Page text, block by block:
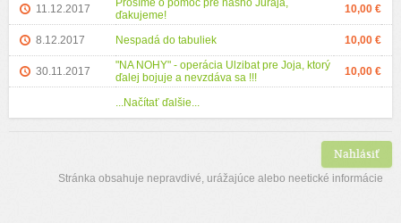
11.12.2017
Prosíme o pomoc pre nášho Juraja,
ďakujeme!
10,00 €
8.12.2017 Nespadá do tabuliek 10,00 €
30.11.2017
"NA NOHY" - operácia Ulzibat pre Joja, ktorý
ďalej bojuje a nevzdáva sa !!!
10,00 €
...Načítať ďalšie...
Nahlásiť
Stránka obsahuje nepravdivé, urážajúce alebo neetické informácie